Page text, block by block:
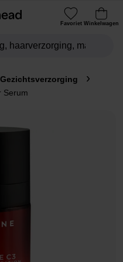
Favoriet Winkelwagen
Gezichtsverzorging
Serum